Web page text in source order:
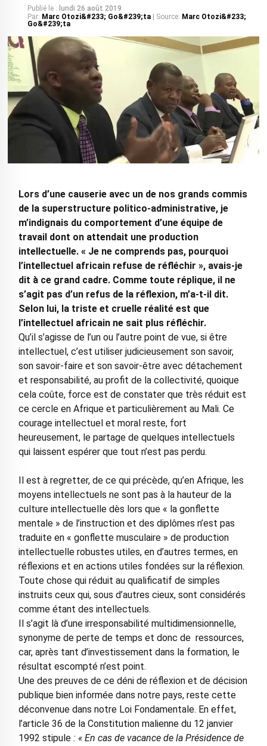
Publié le : lundi 26 août 2019
Par: Marc Otozi&#233; Go&#239;ta | Source: Marc Otozi&#233;
Go&#239;ta
Lors d’une causerie avec un de nos grands commis
de la superstructure politico-administrative, je
m’indignais du comportement d’une équipe de
travail dont on attendait une production
intellectuelle. « Je ne comprends pas, pourquoi
l’intellectuel africain refuse de réfléchir », avais-je
dit à ce grand cadre. Comme toute réplique, il ne
s’agit pas d’un refus de la réflexion, m’a-t-il dit.
Selon lui, la triste et cruelle réalité est que
l’intellectuel africain ne sait plus réfléchir.
Qu’il s’agisse de l’un ou l’autre point de vue, si être
intellectuel, c’est utiliser judicieusement son savoir,
son savoir-faire et son savoir-être avec détachement
et responsabilité, au profit de la collectivité, quoique
cela coûte, force est de constater que très réduit est
ce cercle en Afrique et particulièrement au Mali. Ce
courage intellectuel et moral reste, fort
heureusement, le partage de quelques intellectuels
qui laissent espérer que tout n’est pas perdu.
Il est à regretter, de ce qui précède, qu’en Afrique, les
moyens intellectuels ne sont pas à la hauteur de la
culture intellectuelle dès lors que « la gonflette
mentale » de l’instruction et des diplômes n’est pas
traduite en « gonflette musculaire » de production
intellectuelle robustes utiles, en d’autres termes, en
réflexions et en actions utiles fondées sur la réflexion.
Toute chose qui réduit au qualificatif de simples
instruits ceux qui, sous d’autres cieux, sont considérés
comme étant des intellectuels.
Il s’agit là d’une irresponsabilité multidimensionnelle,
synonyme de perte de temps et donc de ressources,
car, après tant d’investissement dans la formation, le
résultat escompté n’est point.
Une des preuves de ce déni de réflexion et de décision
publique bien informée dans notre pays, reste cette
déconvenue dans notre Loi Fondamentale. En effet,
l’article 36 de la Constitution malienne du 12 janvier
1992 stipule : « En cas de vacance de la Présidence de